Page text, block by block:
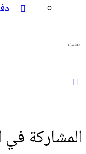
البحث
المشاركة